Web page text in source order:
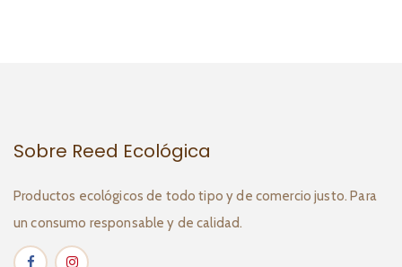
Sobre Reed Ecológica
Productos ecológicos de todo tipo y de comercio justo. Para
un consumo responsable y de calidad.